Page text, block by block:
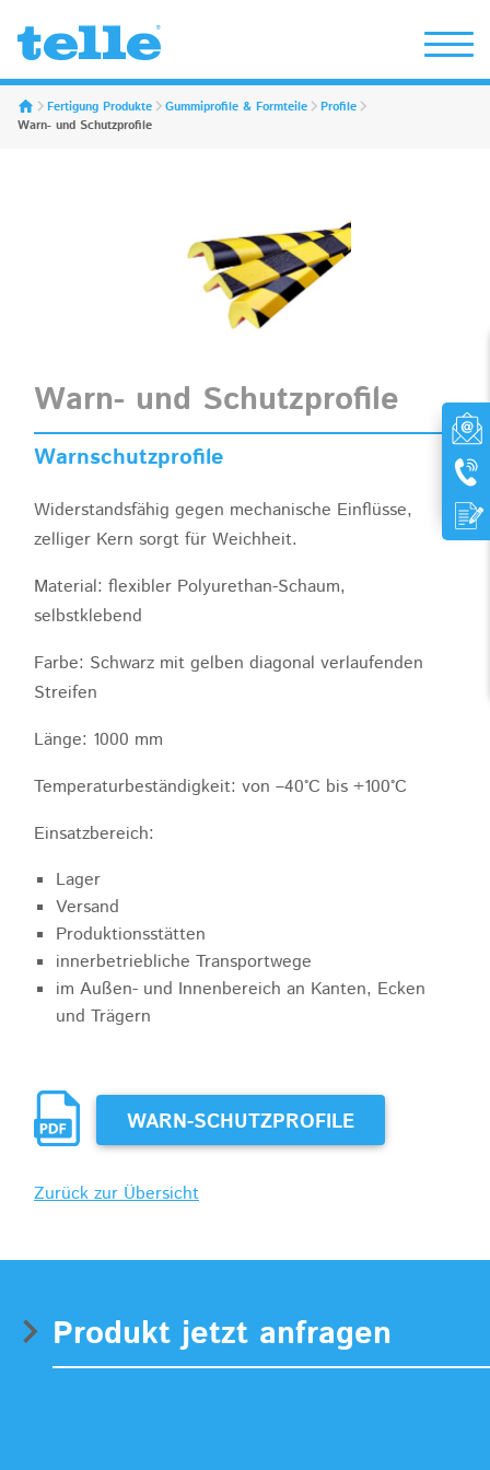
Erwin Telle GmbH
Fertigung Produkte Gummiprofile & Formteile
Profile
Warn- und Schutzprofile
Warn- und Schutzprofile
Warnschutzprofile
Widerstandsfähig gegen mechanische Einflüsse,
zelliger Kern sorgt für Weichheit.
Material: flexibler Polyurethan-Schaum,
selbstklebend
Farbe: Schwarz mit gelben diagonal verlaufenden
Streifen
Länge: 1000 mm
Temperaturbeständigkeit: von –40°C bis +100°C
Einsatzbereich:
Lager
Versand
Produktionsstätten
innerbetriebliche Transportwege
im Außen- und Innenbereich an Kanten, Ecken
und Trägern
WARN-SCHUTZPROFILE
Zurück zur Übersicht
Produkt jetzt anfragen